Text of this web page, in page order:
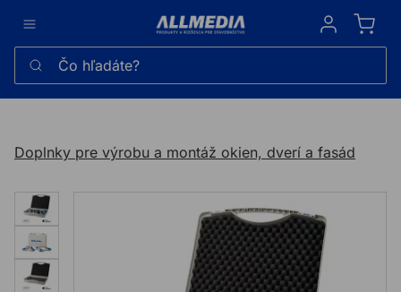
Sign in
Čo hľadáte?
Doplnky pre výrobu a montáž okien, dverí a fasád